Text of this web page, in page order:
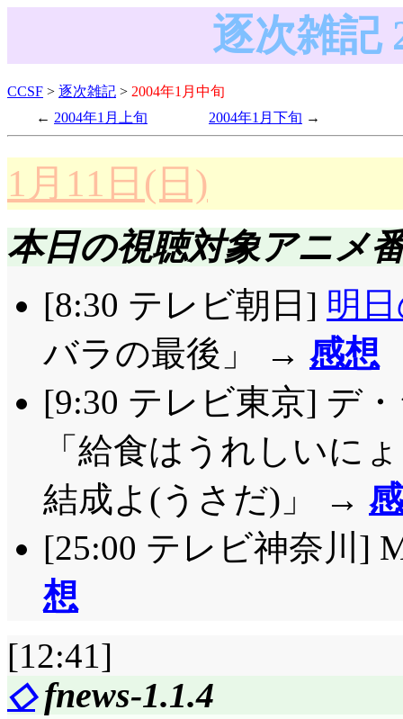
逐次雑記
CCSF > 逐次雑記 > 2004年1月中旬
2004年1月上旬
2004年1月下旬
1月11日(日)
本日の視聴対象アニメ
[8:30 テレビ朝日] 明
バラの最後」 → 感想
[9:30 テレビ東京] デ
「給食はうれしいに
結成よ(うさだ)」 →
[25:00 テレビ神奈川]
想
[12:41]
◇fnews-1.1.4